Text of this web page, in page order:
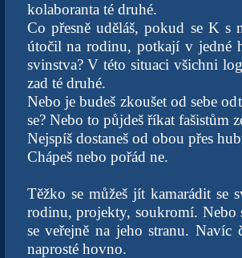
kolaboranta té druhé.
Co přesně uděláš, pokud se K s
útočil na rodinu, potkají v jedné
svinstva? V této situaci všichni
zad té druhé.
Nebo je budeš zkoušet od sebe
se? Nebo to půjdeš říkat fašistům
Nejspíš dostaneš od obou přes
Chápeš nebo pořád ne.
Těžko se můžeš jít kamarádit se
rodinu, projekty, soukromí. Nebo
se veřejně na jeho stranu.
naprosté hovno.